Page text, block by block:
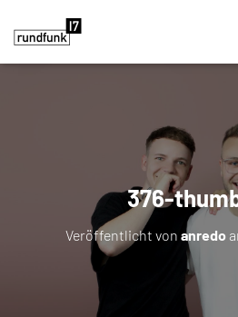
376-
Veröffentlicht von anredo